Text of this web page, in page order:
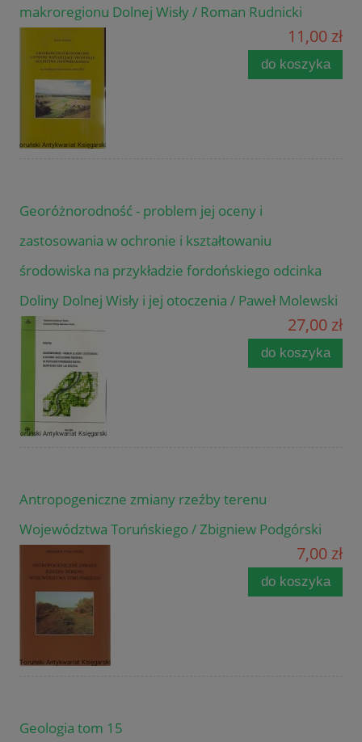
makroregionu Dolnej Wisły / Roman Rudnicki
11,00 zł
do koszyka
Georóżnorodność - problem jej oceny i
zastosowania w ochronie i kształtowaniu
środowiska na przykładzie fordońskiego odcinka
Doliny Dolnej Wisły i jej otoczenia / Paweł Molewski
27,00 zł
do koszyka
Antropogeniczne zmiany rzeźby terenu
Województwa Toruńskiego / Zbigniew Podgórski
7,00 zł
do koszyka
Geologia tom 15